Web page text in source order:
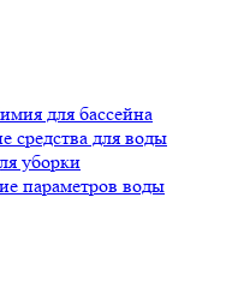
для бассейна
средства для воды
уборки
параметров воды